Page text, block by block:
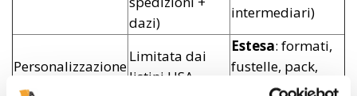
dazi)
intermediari)
Personalizzazione
Limitata dai
listini USA
Estesa: formati,
fustelle, pack,
tirature